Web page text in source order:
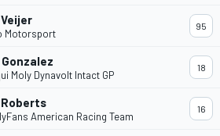
Veijer
Motorsport
95
Gonzalez
Moly Dynavolt Intact GP
18
American Racing Team
16